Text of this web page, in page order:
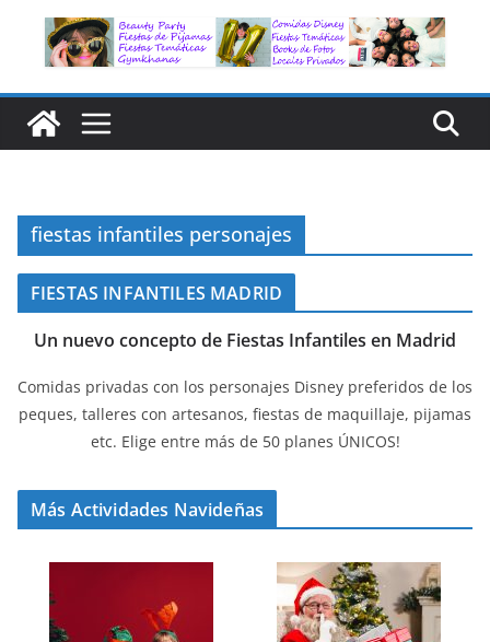
fiestas infantiles personajes
FIESTAS INFANTILES MADRID
Un nuevo concepto de Fiestas Infantiles en Madrid
Comidas privadas con los personajes Disney preferidos de los
peques, talleres con artesanos, fiestas de maquillaje, pijamas
etc. Elige entre más de 50 planes ÚNICOS!
Más Actividades Navideñas